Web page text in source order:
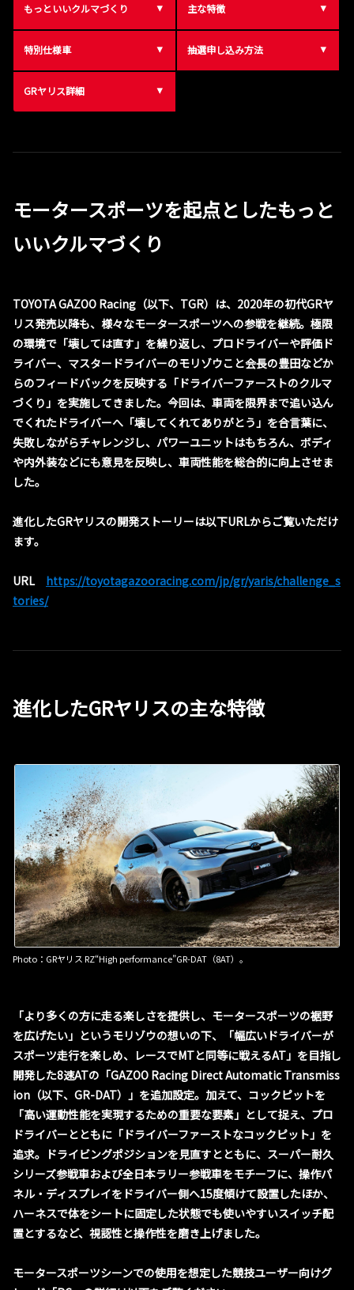
もっといいクルマづくり 主な特徴
特別仕様車 抽選申し込み方法
GRヤリス詳細
モータースポーツを起点としたもっと
いいクルマづくり
TOYOTA GAZOO Racing（以下、TGR）は、2020年の初代GRヤ
リス発売以降も、様々なモータースポーツへの参戦を継続。極限
の環境で「壊しては直す」を繰り返し、プロドライバーや評価ド
ライバー、マスタードライバーのモリゾウこと会長の豊田などか
らのフィードバックを反映する「ドライバーファーストのクルマ
づくり」を実施してきました。今回は、車両を限界まで追い込ん
でくれたドライバーへ「壊してくれてありがとう」を合言葉に、
失敗しながらチャレンジし、パワーユニットはもちろん、ボディ
や内外装などにも意見を反映し、車両性能を総合的に向上させま
した。
進化したGRヤリスの開発ストーリーは以下URLからご覧いただけ
ます。
URL https://toyotagazooracing.com/jp/gr/yaris/challenge_s
tories/
進化したGRヤリスの主な特徴
Photo：GRヤリス RZ“High performance”GR-DAT（8AT）。
「より多くの方に走る楽しさを提供し、モータースポーツの裾野
を広げたい」というモリゾウの想いの下、「幅広いドライバーが
スポーツ走行を楽しめ、レースでMTと同等に戦えるAT」を目指し
開発した8速ATの「GAZOO Racing Direct Automatic Transmiss
ion（以下、GR-DAT）」を追加設定。加えて、コックピットを
「高い運動性能を実現するための重要な要素」として捉え、プロ
ドライバーとともに「ドライバーファーストなコックピット」を
追求。ドライビングポジションを見直すとともに、スーパー耐久
シリーズ参戦車および全日本ラリー参戦車をモチーフに、操作パ
ネル・ディスプレイをドライバー側へ15度傾けて設置したほか、
ハーネスで体をシートに固定した状態でも使いやすいスイッチ配
置とするなど、視認性と操作性を磨き上げました。
モータースポーツシーンでの使用を想定した競技ユーザー向けグ